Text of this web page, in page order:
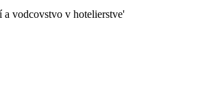
vodcovstvo v hotelierstve'